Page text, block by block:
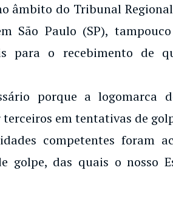
âmbito do Tribunal
São Paulo (SP),
para o recebimento de
porque a logomarca
em tentativas de
competentes foram
golpe, das quais o nosso